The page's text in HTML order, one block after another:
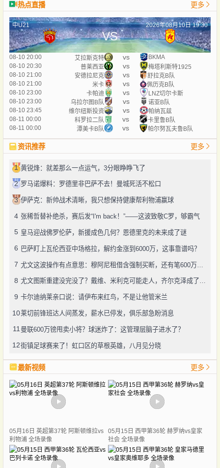
热点直播 更多
中U21 2026年08月10日 19:30
VS
08-10 20:00 艾拉斯克特 vs
BKMA
08-10 20:30
普莱西亚 vs
梅塔利斯特1925
08-10 21:00
安德拉尼克 vs
舒拉克B队
08-10 21:00
米卡 vs
佩历克B队
08-10 23:00
卡帕迪 vs
LNZ切尔卡斯
08-10 23:00
乌拉尔图B队 vs
诺亚B队
08-10 23:45
维尔纽斯投资 vs
帕纳瓦兹
08-11 00:00
科罗拉二队 vs
卡里鲁B队
08-11 00:00
潭美卡B队 vs 帕尔努瓦夫鲁B队
资讯推荐 更多
1 黄锐烽：就差那么一点运气，3分眼睁睁飞了
2 罗马诺爆料：罗德里非巴萨不去！曼城死活不松口
3 伊萨克：新帅战术清晰，我只想保持健康帮利物浦赢球
4 张稀哲替补绝杀，赛后发“I'm back！”——这波致敬C罗，够霸气
5 皇马迎战佛罗伦萨，新援成色几何？恩德里克的未来成了谜
6 巴萨盯上瓦伦西亚中场格拉，解约金涨到6000万，这事靠谱吗？
7 尤文这波操作有点意思：穆阿尼租借含强制买断，还有笔600万奖金悬了
8 尤文图斯重建没完没了？戴维、米利克可能走人，齐尔克泽成了新目标
9 卡尔迪纳莱亲口说：请伊布来红鸟，不是让他管米兰
10莱切前锋班达人间蒸发，薪水已停发，俱乐部急盼消息
11 曼联600万镑甩卖小将？球迷炸了：这管理层脑子进水了？
12街镇足球赛来了！虹口区的草根英雄，八月见分晓
最新视频 更多
05月16日 英超第37轮 阿斯顿维拉vs
利物浦 全场录像
05月15日 西甲第36轮 赫罗纳vs皇家
社会 全场录像